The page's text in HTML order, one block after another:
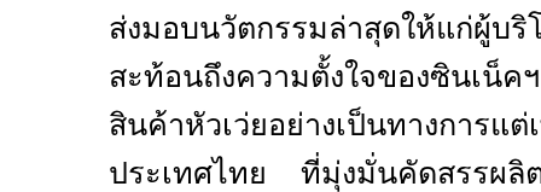
ส่งมอบนวัตกรรมล่าสุดให้แก่
สะท้อนถึงความตั้งใจของซินเน็
สินค้าหัวเว่ยอย่างเป็นทางการแต่
ประเทศไทย ที่มุ่งมั่นคัดสรร